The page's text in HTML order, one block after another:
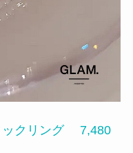
ックリング 7,480